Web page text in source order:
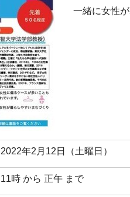
一緒に女性が
2022年2月12日（土曜日）
11時 から 正午 まで